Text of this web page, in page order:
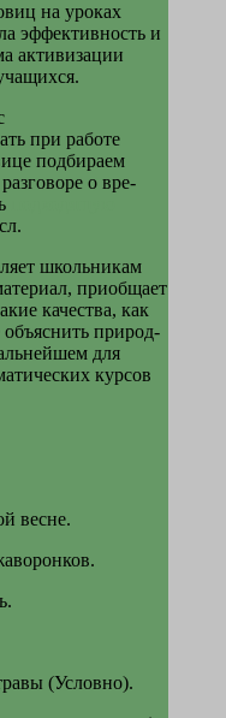
на уро­ках
эффек­тивность и
активизации
при работе
подбираем
о вре­
школьникам
приобщает
качества, как
объяснить природ­
для
курсов
весне.
(Условно).